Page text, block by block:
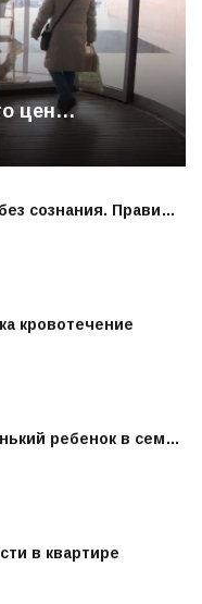
цен…
сознания. Прави…
кровотечение
ребенок в сем…
в квартире